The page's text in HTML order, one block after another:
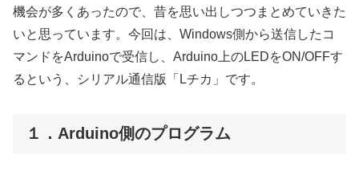
機会が多くあったので、昔を思い出しつつまとめていきた
いと思っています。今回は、Windows側から送信したコ
マンドをArduinoで受信し、Arduino上のLEDをON/OFFす
るという、シリアル通信版「Lチカ」です。
１．Arduino側のプログラム